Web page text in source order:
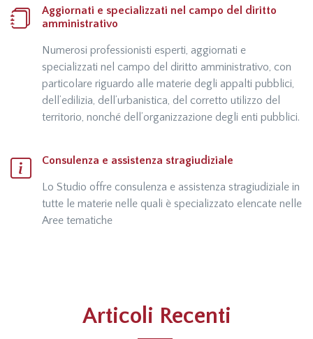
Aggiornati e specializzati nel campo del diritto
amministrativo
Numerosi professionisti esperti, aggiornati e
specializzati nel campo del diritto amministrativo, con
particolare riguardo alle materie degli appalti pubblici,
dell’edilizia, dell’urbanistica, del corretto utilizzo del
territorio, nonché dell’organizzazione degli enti pubblici.
Consulenza e assistenza stragiudiziale
Lo Studio offre consulenza e assistenza stragiudiziale in
tutte le materie nelle quali è specializzato elencate nelle
Aree tematiche
Articoli Recenti